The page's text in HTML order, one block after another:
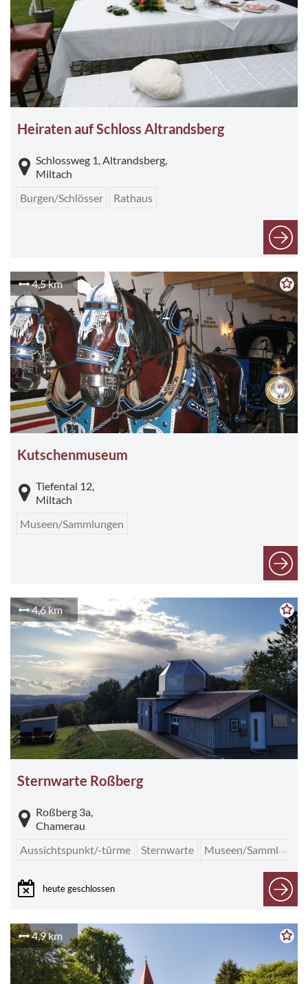
Heiraten auf Schloss Altrandsberg
Schlossweg 1, Altrandsberg,
Miltach
Burgen/Schlösser
Rathaus
4,5 km
Kutschenmuseum
Tiefental 12,
Miltach
Museen/Sammlungen
4,6 km
Sternwarte Roßberg
Roßberg 3a,
Chamerau
Aussichtspunkt/-türme
Sternwarte Museen/Sammlungen
heute geschlossen
4,9 km